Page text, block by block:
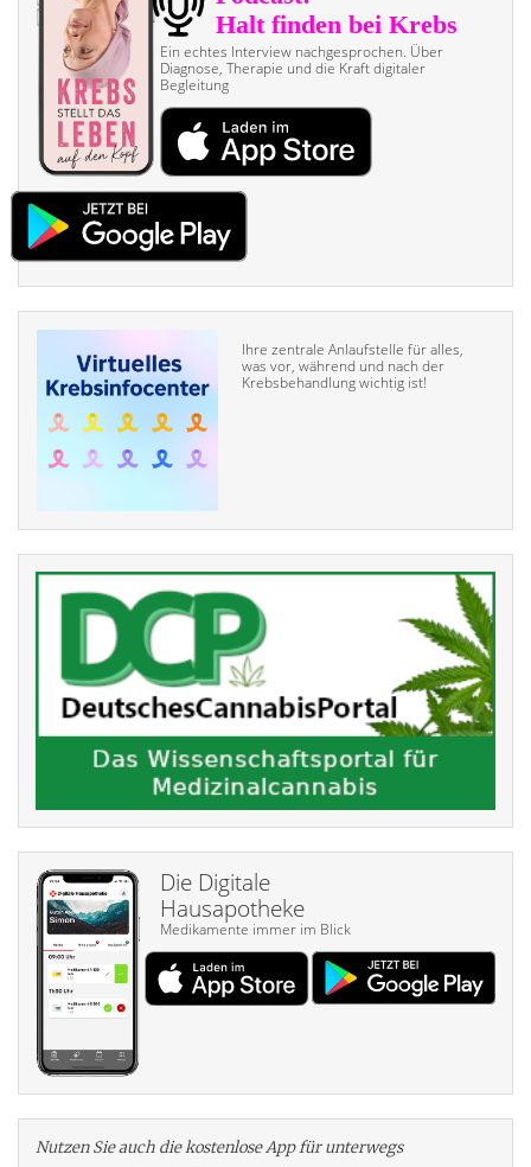
Ein echtes Interview nach­gesprochen. Über
Diagnose, Therapie und die Kraft digitaler
Begleitung
Ihre zentrale Anlaufstelle für alles,
was vor, während und nach der
Krebsbehandlung wichtig ist!
Die Digitale
Hausapotheke
Medikamente immer im Blick
Nutzen Sie auch die kosten­lose App für unterwegs